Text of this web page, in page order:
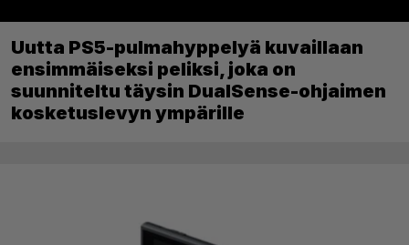
Uutta PS5-pulmahyppelyä kuvaillaan
ensimmäiseksi peliksi, joka on
suunniteltu täysin DualSense-ohjaimen
kosketuslevyn ympärille